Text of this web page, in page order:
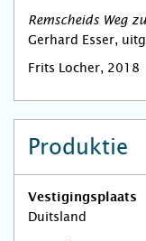
Remscheids Weg
Gerhard Esser,
Frits Locher, 2018
Produktie
Vestigingsplaats
Duitsland